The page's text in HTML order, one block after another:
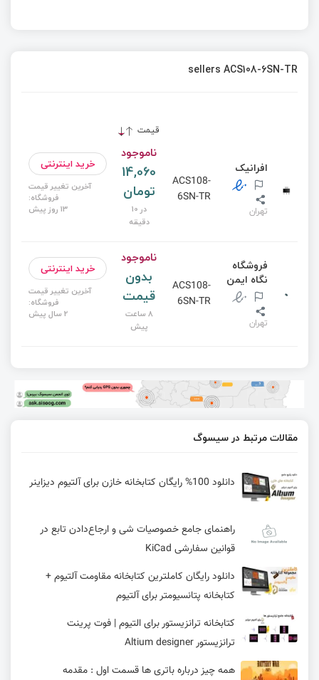
sellers ACS108-6SN-TR
قیمت
افرانیک
تهران
ACS108-
6SN-TR
ناموجود
14,060
تومان
در 10
دقیقه
خرید اینترنتی
آخرین تغییر قیمت
فروشگاه:
13 روز پیش
فروشگاه
نگاه ایمن
تهران
ACS108-
6SN-TR
ناموجود
بدون
قیمت
8 ساعت
پیش
خرید اینترنتی
آخرین تغییر قیمت
فروشگاه:
2 سال پیش
مقالات مرتبط در سیسوگ
دانلود 100% رایگان کتابخانه خازن برای آلتیوم دیزاینر
راهنمای جامع خصوصیات شی و ارجاع‌دادن تابع در
قوانین سفارشی KiCad
دانلود رایگان کاملترین کتابخانه مقاومت آلتیوم +
کتابخانه پتانسیومتر برای آلتیوم
کتابخانه ترانزیستور برای التیوم | فوت پرینت
ترانزیستور Altium designer
همه چیز درباره باتری ها قسمت اول : مقدمه